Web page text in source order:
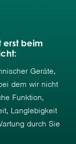
erst beim
Geräte,
dem wir nicht
Funktion,
Langlebigkeit
durch Sie